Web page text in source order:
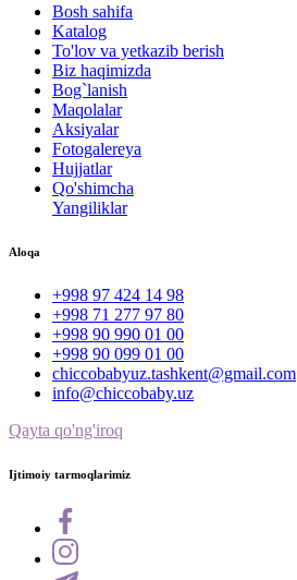
Bosh sahifa
Katalog
To'lov va yetkazib berish
Biz haqimizda
Bog`lanish
Maqolalar
Aksiyalar
Fotogalereya
Hujjatlar
Qo'shimcha
Yangiliklar
Aloqa
+998 97 424 14 98
+998 71 277 97 80
+998 90 990 01 00
+998 90 099 01 00
chiccobabyuz.tashkent@gmail.com
info@chiccobaby.uz
Qayta qo'ng'iroq
Ijtimoiy tarmoqlarimiz